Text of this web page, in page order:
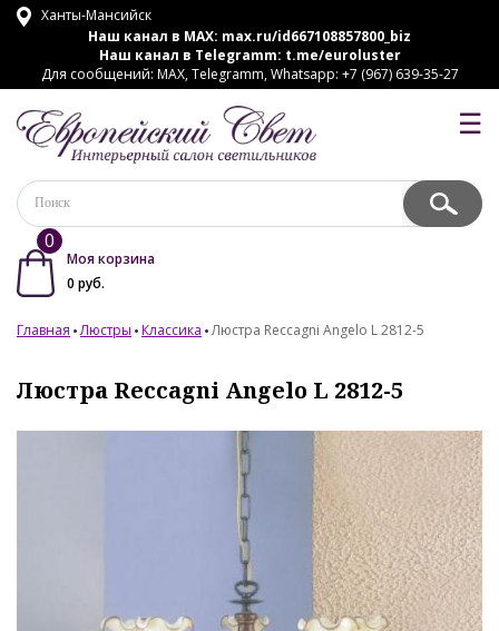
Ханты-Мансийск
Наш канал в MAX: max.ru/id667108857800_biz
Наш канал в Telegramm: t.me/euroluster
Для сообщений: MAX, Telegramm, Whatsapp: +7 (967) 639-35-27
☰
0
Моя корзина
0 руб.
Главная Люстры Классика Люстра Reccagni Angelo L 2812-5
Люстра Reccagni Angelo L 2812-5